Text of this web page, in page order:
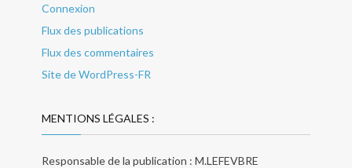
Connexion
Flux des publications
Flux des commentaires
Site de WordPress-FR
MENTIONS LÉGALES :
Responsable de la publication : M.LEFEVBRE